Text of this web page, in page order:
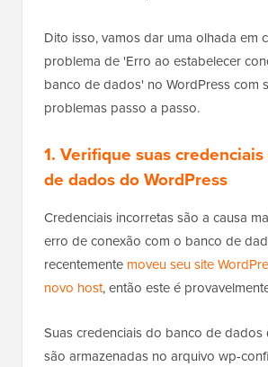
Dito isso, vamos dar uma olhada em
problema de 'Erro ao estabelecer
banco de dados' no WordPress com
problemas passo a passo.
1. Verifique suas
de dados do WordPress
Credenciais incorretassão a causa
erro de conexão com o banco de
recentemente moveu seu site
novo host, então este é
Suas credenciais do banco de dados
são armazenadas no arquivo wp-